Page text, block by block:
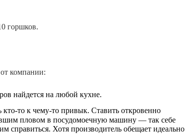
горшков.
компании:
найдется на любой кухне.
то к чему-то привык. Ставить откровенно
пловом в посудомоечную машину — так себе
справиться. Хотя производитель обещает идеально